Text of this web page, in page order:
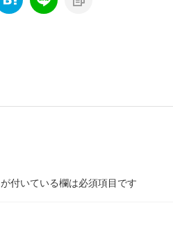
が付いている欄は必須項目です